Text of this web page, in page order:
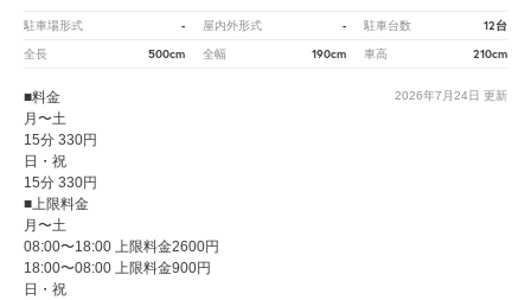
駐車場形式 - 屋内外形式 - 駐車台数 12台
全長 500cm 全幅 190cm 車高 210cm
2026年7月24日 更新
■料金
月〜土
15分 330円
日・祝
15分 330円
■上限料金
月〜土
08:00〜18:00 上限料金2600円
18:00〜08:00 上限料金900円
日・祝